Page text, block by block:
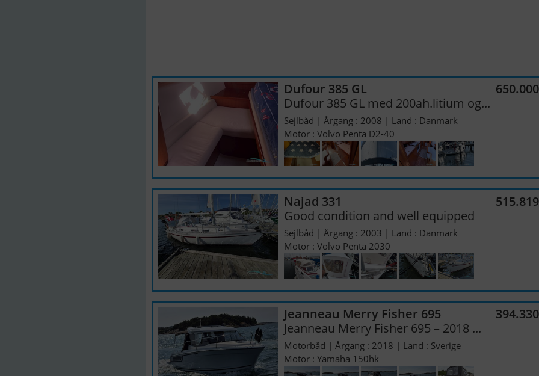
Dufour 385 GL
Dufour 385 GL med 200ah.litium og...
Sejlbåd | Årgang : 2008 | Land : Danmark
Motor : Volvo Penta D2-40
Najad 331
Good condition and well equipped
Sejlbåd | Årgang : 2003 | Land : Danmark
Motor : Volvo Penta 2030
Jeanneau Merry Fisher 695
Jeanneau Merry Fisher 695 – 2018 ...
Motorbåd | Årgang : 2018 | Land : Sverige
Motor : Yamaha 150hk